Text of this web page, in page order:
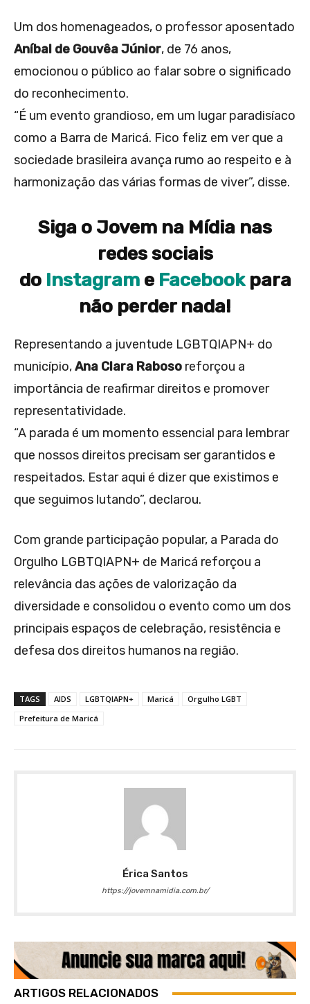
Um dos homenageados, o professor aposentado
Aníbal de Gouvêa Júnior, de 76 anos,
emocionou o público ao falar sobre o significado
do reconhecimento.
“É um evento grandioso, em um lugar paradisíaco
como a Barra de Maricá. Fico feliz em ver que a
sociedade brasileira avança rumo ao respeito e à
harmonização das várias formas de viver”, disse.
Siga o Jovem na Mídia nas
redes sociais
do Instagram e Facebookpara
não perder nada!
Representando a juventude LGBTQIAPN+ do
município,Ana Clara Raboso reforçou a
importância de reafirmar direitos e promover
representatividade.
“A parada é um momento essencial para lembrar
que nossos direitos precisam ser garantidos e
respeitados. Estar aqui é dizer que existimos e
que seguimos lutando”, declarou.
Com grande participação popular, a Parada do
Orgulho LGBTQIAPN+ de Maricá reforçou a
relevância das ações de valorização da
diversidade e consolidou o evento como um dos
principais espaços de celebração, resistência e
defesa dos direitos humanos na região.
TAGS AIDS LGBTQIAPN+ Maricá
Orgulho LGBT
Prefeitura de Maricá
Érica Santos
https://jovemnamidia.com.br/
ARTIGOS RELACIONADOS